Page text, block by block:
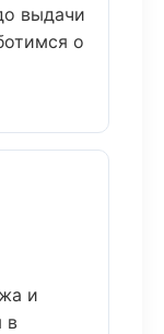
выдачи
о
и
в